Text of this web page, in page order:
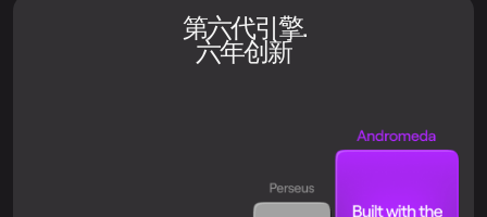
第六代引擎.
六年创新